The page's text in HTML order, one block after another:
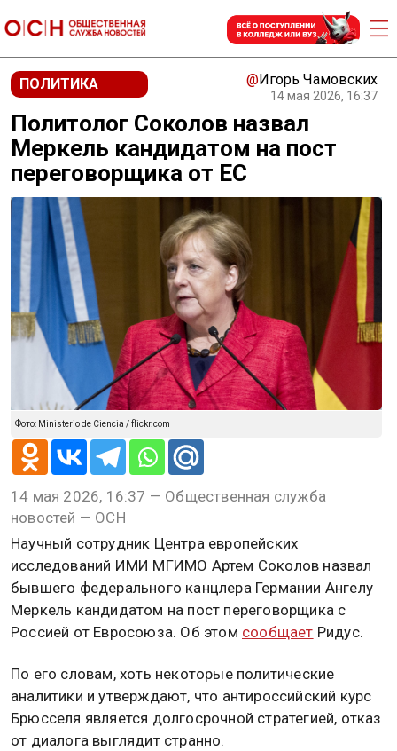
ПОЛИТИКА @Игорь Чамовских
14 мая 2026, 16:37
Политолог Соколов назвал
Меркель кандидатом на пост
переговорщика от ЕС
Фото: Ministerio de Ciencia / flickr.com
14 мая 2026, 16:37 — Общественная служба
новостей — ОСН
Научный сотрудник Центра европейских
исследований ИМИ МГИМО Артем Соколов назвал
бывшего федерального канцлера Германии Ангелу
Меркель кандидатом на пост переговорщика с
Россией от Евросоюза. Об этом сообщает Ридус.
По его словам, хоть некоторые политические
аналитики и утверждают, что антироссийский курс
Брюсселя является долгосрочной стратегией, отказ
от диалога выглядит странно.